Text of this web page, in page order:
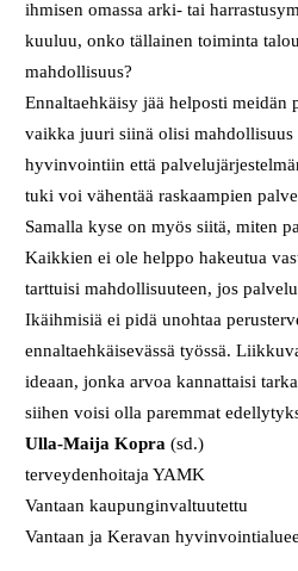
ihmisen omassa arki- tai
kuuluu, onko tällainen toiminta
mahdollisuus?
Ennaltaehkäisy jää helposti meidän
vaikka juuri siinä olisi mahdollisuus
hyvinvointiin että
tuki voi vähentää raskaampien
Samalla kyse on myös siitä, miten
Kaikkien ei ole helppo hakeutua
tarttuisi mahdollisuuteen, jos
Ikäihmisiä ei pidä unohtaa
ennaltaehkäisevässä työssä.
ideaan, jonka arvoa kannattaisi
siihen voisi olla paremmat
Ulla-Maija Kopra (sd.)
terveydenhoitaja YAMK
Vantaan kaupunginvaltuutettu
Vantaan ja Keravan